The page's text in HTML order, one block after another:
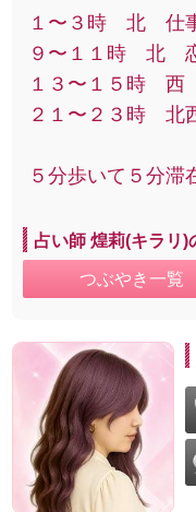
１〜３時 北 仕
９〜１１時 北
１３〜１５時
２１〜２３時 北
５分歩いて５分
占い師 煌莉(キラリ)
つぶやき一覧